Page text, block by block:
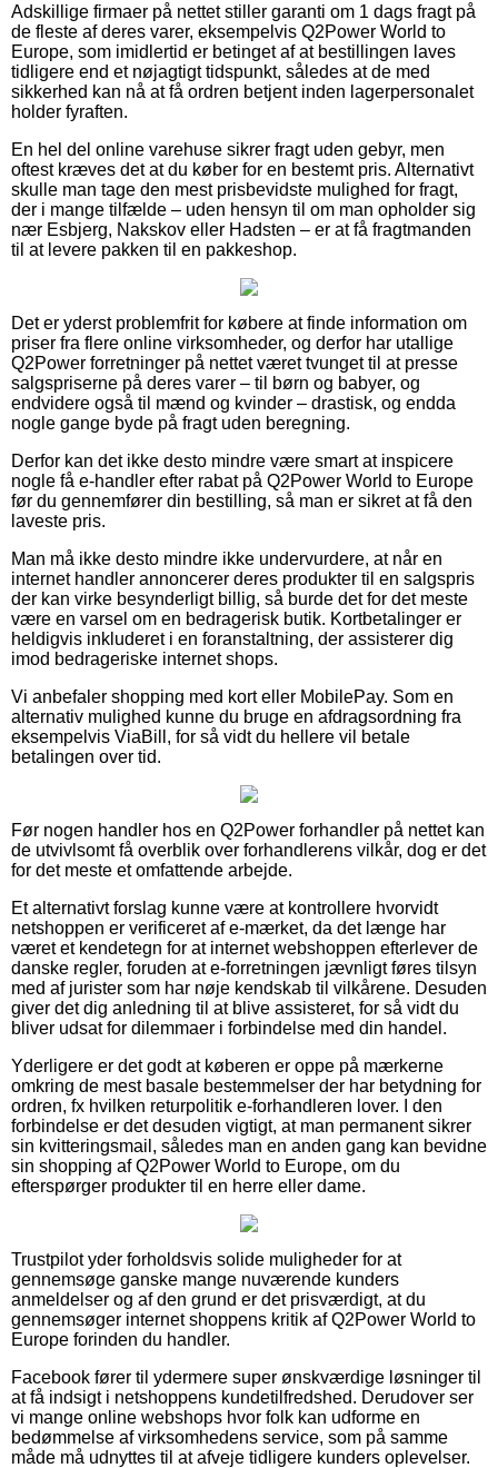
Adskillige firmaer på nettet stiller garanti om 1 dags fragt på
de fleste af deres varer, eksempelvis Q2Power World to
Europe, som imidlertid er betinget af at bestillingen laves
tidligere end et nøjagtigt tidspunkt, således at de med
sikkerhed kan nå at få ordren betjent inden lagerpersonalet
holder fyraften.
En hel del online varehuse sikrer fragt uden gebyr, men
oftest kræves det at du køber for en bestemt pris. Alternativt
skulle man tage den mest prisbevidste mulighed for fragt,
der i mange tilfælde – uden hensyn til om man opholder sig
nær Esbjerg, Nakskov eller Hadsten – er at få fragtmanden
til at levere pakken til en pakkeshop.
Det er yderst problemfrit for købere at finde information om
priser fra flere online virksomheder, og derfor har utallige
Q2Power forretninger på nettet været tvunget til at presse
salgspriserne på deres varer – til børn og babyer, og
endvidere også til mænd og kvinder – drastisk, og endda
nogle gange byde på fragt uden beregning.
Derfor kan det ikke desto mindre være smart at inspicere
nogle få e-handler efter rabat på Q2Power World to Europe
før du gennemfører din bestilling, så man er sikret at få den
laveste pris.
Man må ikke desto mindre ikke undervurdere, at når en
internet handler annoncerer deres produkter til en salgspris
der kan virke besynderligt billig, så burde det for det meste
være en varsel om en bedragerisk butik. Kortbetalinger er
heldigvis inkluderet i en foranstaltning, der assisterer dig
imod bedrageriske internet shops.
Vi anbefaler shopping med kort eller MobilePay. Som en
alternativ mulighed kunne du bruge en afdragsordning fra
eksempelvis ViaBill, for så vidt du hellere vil betale
betalingen over tid.
Før nogen handler hos en Q2Power forhandler på nettet kan
de utvivlsomt få overblik over forhandlerens vilkår, dog er det
for det meste et omfattende arbejde.
Et alternativt forslag kunne være at kontrollere hvorvidt
netshoppen er verificeret af e-mærket, da det længe har
været et kendetegn for at internet webshoppen efterlever de
danske regler, foruden at e-forretningen jævnligt føres tilsyn
med af jurister som har nøje kendskab til vilkårene. Desuden
giver det dig anledning til at blive assisteret, for så vidt du
bliver udsat for dilemmaer i forbindelse med din handel.
Yderligere er det godt at køberen er oppe på mærkerne
omkring de mest basale bestemmelser der har betydning for
ordren, fx hvilken returpolitik e-forhandleren lover. I den
forbindelse er det desuden vigtigt, at man permanent sikrer
sin kvitteringsmail, således man en anden gang kan bevidne
sin shopping af Q2Power World to Europe, om du
efterspørger produkter til en herre eller dame.
Trustpilot yder forholdsvis solide muligheder for at
gennemsøge ganske mange nuværende kunders
anmeldelser og af den grund er det prisværdigt, at du
gennemsøger internet shoppens kritik af Q2Power World to
Europe forinden du handler.
Facebook fører til ydermere super ønskværdige løsninger til
at få indsigt i netshoppens kundetilfredshed. Derudover ser
vi mange online webshops hvor folk kan udforme en
bedømmelse af virksomhedens service, som på samme
måde må udnyttes til at afveje tidligere kunders oplevelser.